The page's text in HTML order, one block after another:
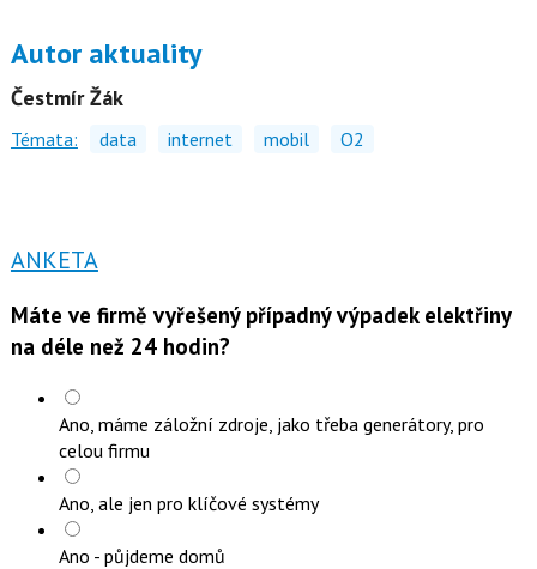
Autor aktuality
Čestmír Žák
Témata: data internet mobil O2
ANKETA
Máte ve firmě vyřešený případný výpadek elektřiny
na déle než 24 hodin?
Ano, máme záložní zdroje, jako třeba generátory, pro
celou firmu
Ano, ale jen pro klíčové systémy
Ano - půjdeme domů